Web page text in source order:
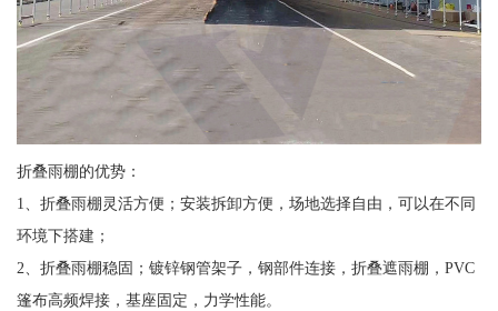
折叠雨棚的优势：
1、折叠雨棚灵活方便；安装拆卸方便，场地选择自由，可以在不同
环境下搭建；
2、折叠雨棚稳固；镀锌钢管架子，钢部件连接，折叠遮雨棚，PVC
篷布高频焊接，基座固定，力学性能。